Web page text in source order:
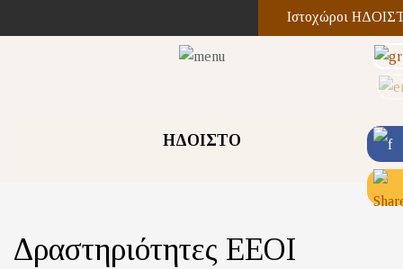
Ιστοχώροι
ΗΔΟΙΣΤΟ
Δραστηριότητες ΕΕΟΙ